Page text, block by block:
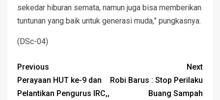
sekedar hiburan semata, namun juga bisa memberikan
tuntunan yang baik untuk generasi muda,” pungkasnya.
(DSc-04)
Previous
Perayaan HUT ke-9 dan
Pelantikan Pengurus IRC,,
Next
Robi Barus : Stop Perilaku
Buang Sampah